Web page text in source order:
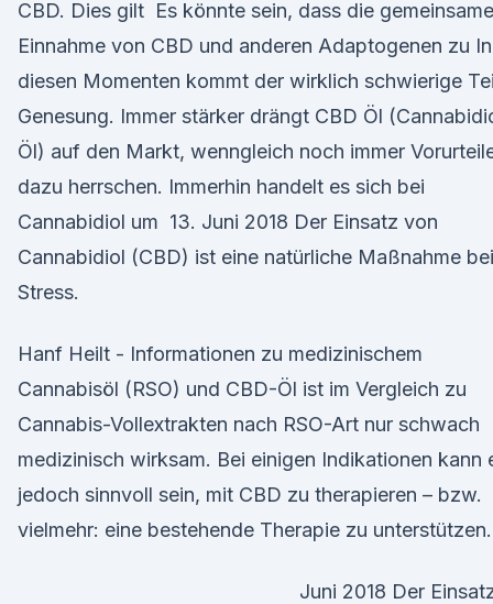
CBD. Dies gilt Es könnte sein, dass die gemeinsame
Einnahme von CBD und anderen Adaptogenen zu In
diesen Momenten kommt der wirklich schwierige
Genesung. Immer stärker drängt CBD Öl
Öl) auf den Markt, wenngleich noch immer
dazu herrschen. Immerhin handelt es sich bei
Cannabidiol um 13. Juni 2018 Der Einsatz von
Cannabidiol (CBD) ist eine natürliche Maßnahme bei
Stress.
Hanf Heilt - Informationen zu medizinischem
Cannabisöl (RSO) und CBD-Öl ist im Vergleich zu
Cannabis-Vollextrakten nach RSO-Art nur schwach
medizinisch wirksam. Bei einigen Indikationen kann
jedoch sinnvoll sein, mit CBD zu therapieren – bzw.
vielmehr: eine bestehende Therapie zu unterstützen.
Juni 2018 Der